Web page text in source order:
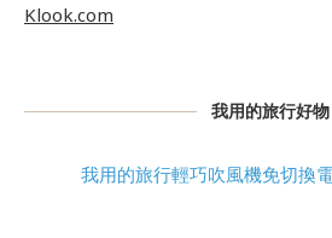
Klook.com
我用的旅行好物
我用的旅行輕巧吹風機免切換